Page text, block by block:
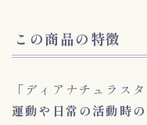
この商品の特徴
「ディアナチュラス
運動や日常の活動時